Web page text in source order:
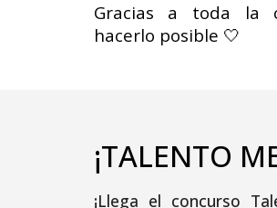
Gracias a toda la
hacerlo posible 🤍
¡TALENTO
¡Llega el concurso